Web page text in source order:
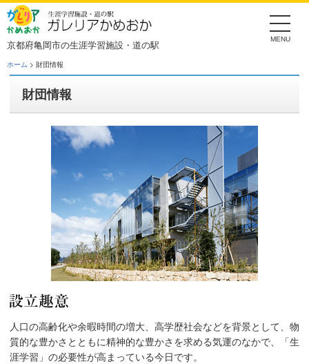
Skip
to
the
content
京都府亀岡市の生涯学習施設・道の駅
ホーム > 財団情報
財団情報
人口の高齢化や余暇時間の増大、高学歴社会などを背景として、物
質的な豊かさとともに精神的な豊かさを求める気運のなかで、「生
涯学習」の必要性が高まっている今日です。